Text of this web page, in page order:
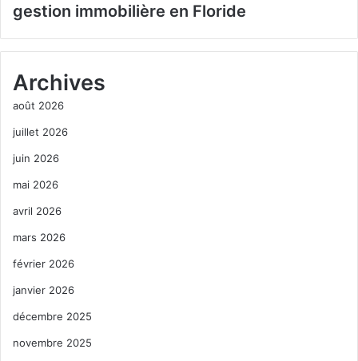
gestion immobilière en Floride
Archives
août 2026
juillet 2026
juin 2026
mai 2026
avril 2026
mars 2026
février 2026
janvier 2026
décembre 2025
novembre 2025